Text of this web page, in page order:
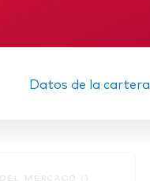
Datos de la cartera
MERCADO ()